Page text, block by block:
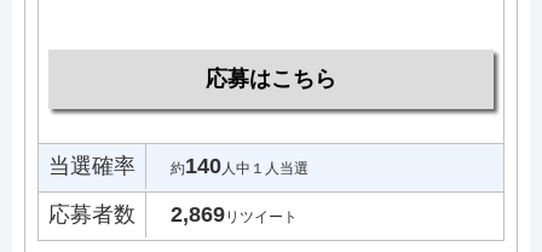
応募はこちら
当選確率 約140人中１人当選
応募者数 2,869リツイート